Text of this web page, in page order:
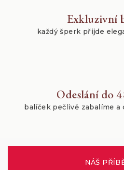
Exkluzivní
každý šperk přijde
Odeslání do
balíček pečlivě zabalíme a
NÁŠ